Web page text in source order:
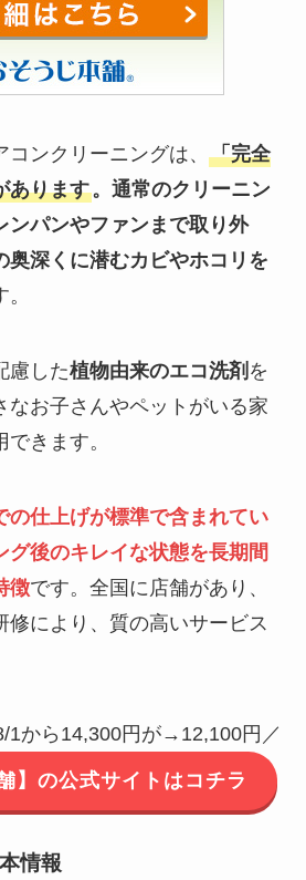
コンクリーニングは、 「完全
あります。通常のクリーニン
ンパンやファンまで取り外
奥深くに潜むカビやホコリを
慮した植物由来のエコ洗剤 を
なお子さんやペットがいる家
きます。
の仕上げが標準で含まれてい
グ後のキレイな状態を長期間
徴です。全国に店舗があり、
修により、質の高いサービス
1から14,300円が→12,100円／
】の公式サイトはコチラ
情報